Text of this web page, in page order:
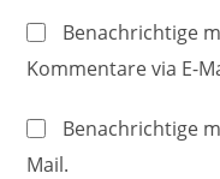
ein
zum
Kommentieren
Website-
URL
ein
Benachrichtige
Kommentare via E-
Benachrichtige
Mail.